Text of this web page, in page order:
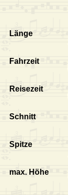
Länge
Fahrzeit
Reisezeit
Schnitt
Spitze
max. Höhe